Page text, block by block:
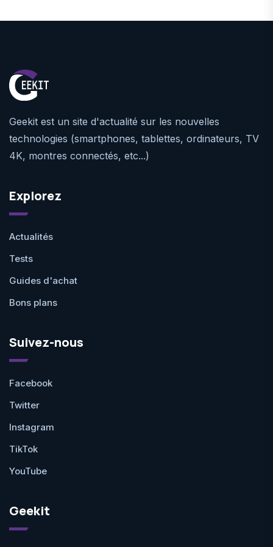
Geekit est un site d'actualité sur les nouvelles
technologies (smartphones, tablettes, ordinateurs, TV
4K, montres connectés, etc...)
Explorez
Actualités
Tests
Guides d'achat
Bons plans
Suivez-nous
Facebook
Twitter
Instagram
TikTok
YouTube
Geekit